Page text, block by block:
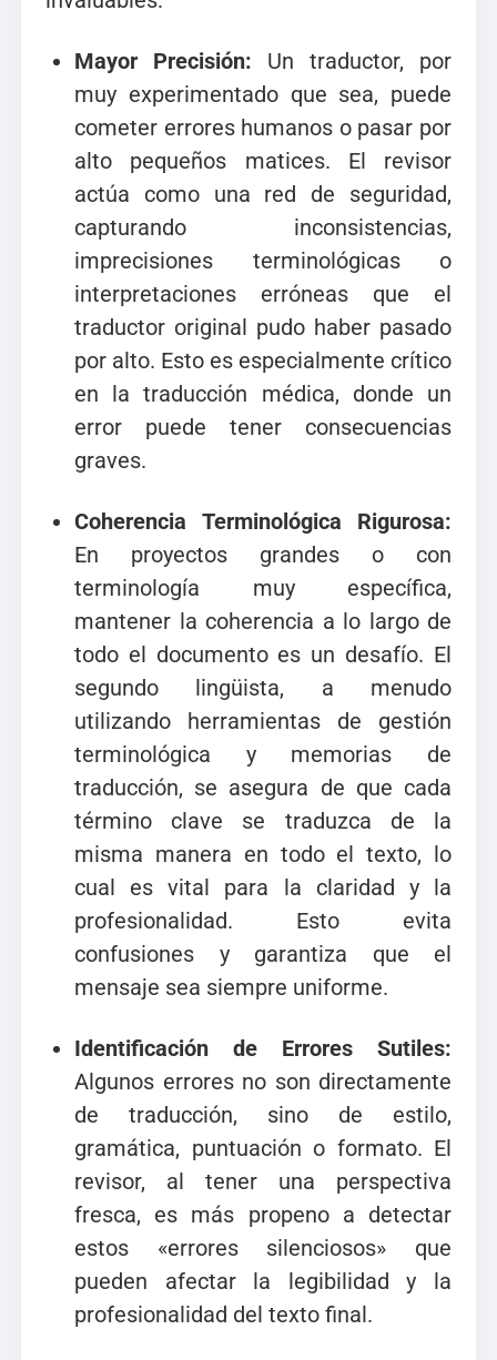
Mayor Precisión: Un traductor, por
muy experimentado que sea, puede
cometer errores humanos o pasar por
alto pequeños matices. El revisor
actúa como una red de seguridad,
capturando inconsistencias,
imprecisiones terminológicas o
interpretaciones erróneas que el
traductor original pudo haber pasado
por alto. Esto es especialmente crítico
en la traducción médica, donde un
error puede tener consecuencias
graves.
Coherencia Terminológica Rigurosa:
En proyectos grandes o con
terminología muy específica,
mantener la coherencia a lo largo de
todo el documento es un desafío. El
segundo lingüista, a menudo
utilizando herramientas de gestión
terminológica y memorias de
traducción, se asegura de que cada
término clave se traduzca de la
misma manera en todo el texto, lo
cual es vital para la claridad y la
profesionalidad. Esto evita
confusiones y garantiza que el
mensaje sea siempre uniforme.
Identificación de Errores Sutiles:
Algunos errores no son directamente
de traducción, sino de estilo,
gramática, puntuación o formato. El
revisor, al tener una perspectiva
fresca, es más propeno a detectar
estos «errores silenciosos» que
pueden afectar la legibilidad y la
profesionalidad del texto final.